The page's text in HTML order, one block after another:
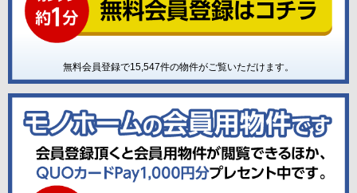
無料会員登録で15,547件の物件がご覧いただけます。